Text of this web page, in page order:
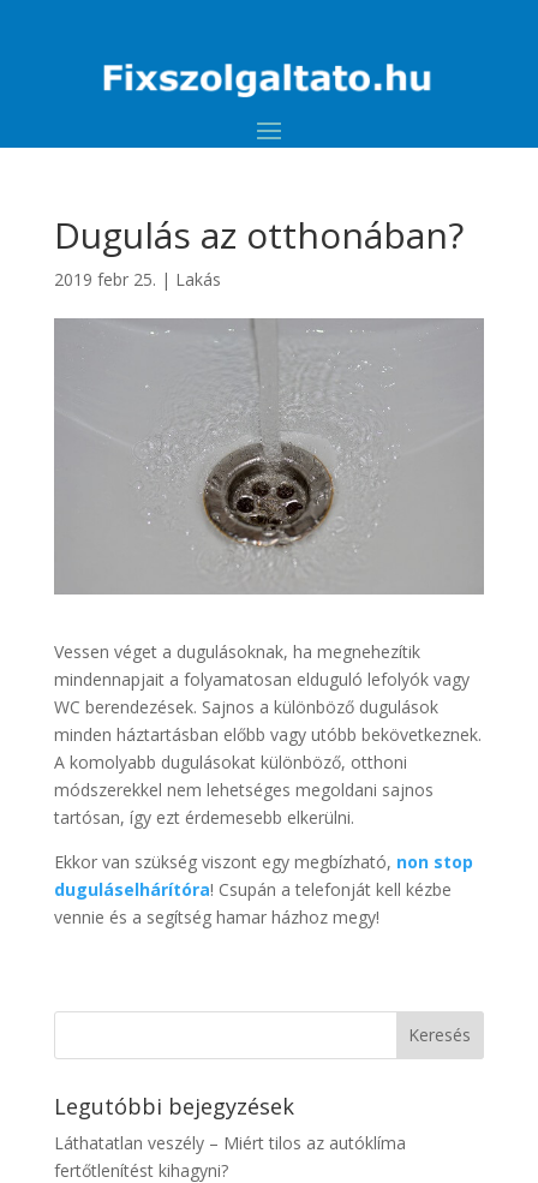
Dugulás az otthonában?
2019 febr 25. | Lakás
Vessen véget a dugulásoknak, ha megnehezítik
mindennapjait a folyamatosan elduguló lefolyók vagy
WC berendezések. Sajnos a különböző dugulások
minden háztartásban előbb vagy utóbb bekövetkeznek.
A komolyabb dugulásokat különböző, otthoni
módszerekkel nem lehetséges megoldani sajnos
tartósan, így ezt érdemesebb elkerülni.
Ekkor van szükség viszont egy megbízható, non stop
duguláselhárítóra! Csupán a telefonját kell kézbe
vennie és a segítség hamar házhoz megy!
Legutóbbi bejegyzések
Láthatatlan veszély – Miért tilos az autóklíma
fertőtlenítést kihagyni?